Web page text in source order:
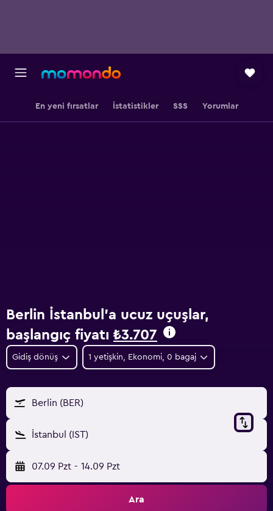
En yeni fırsatlar İstatistikler SSS Yorumlar
Berlin İstanbul'a ucuz uçuşlar,
başlangıç fiyatı ₺3.707
Gidiş dönüş 1 yetişkin, Ekonomi, 0 bagaj
Berlin (BER)
İstanbul (IST)
07.09 Pzt - 14.09 Pzt
Ara